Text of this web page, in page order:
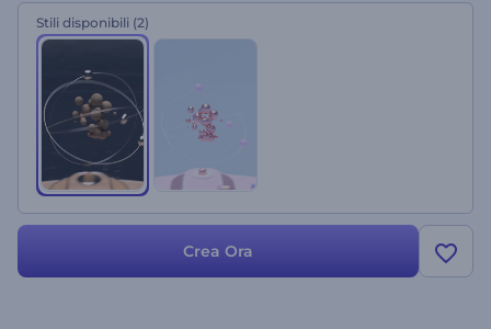
Stili disponibili (2)
Crea Ora